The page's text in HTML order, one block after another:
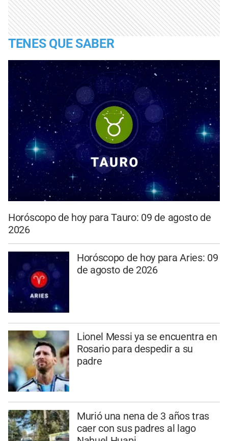
TENES QUE SABER
Horóscopo de hoy para Tauro: 09 de agosto de
2026
Horóscopo de hoy para Aries: 09
de agosto de 2026
Lionel Messi ya se encuentra en
Rosario para despedir a su
padre
Murió una nena de 3 años tras
caer con sus padres al lago